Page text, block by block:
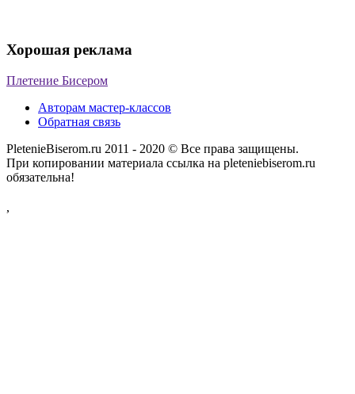
Хорошая реклама
Плетение Бисером
Авторам мастер-классов
Обратная связь
PletenieBiserom.ru 2011 - 2020 © Все права защищены.
При копировании материала ссылка на pleteniebiserom.ru
обязательна!
,